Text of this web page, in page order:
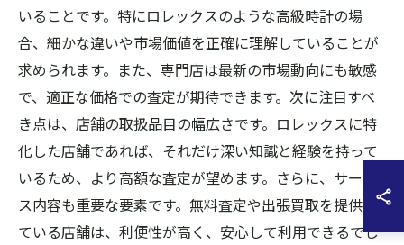
いることです。特にロレックスのような高級時計の場
合、細かな違いや市場価値を正確に理解していることが
求められます。また、専門店は最新の市場動向にも敏感
で、適正な価格での査定が期待できます。次に注目すべ
き点は、店舗の取扱品目の幅広さです。ロレックスに特
化した店舗であれば、それだけ深い知識と経験を持って
いるため、より高額な査定が望めます。さらに、サービ
ス内容も重要な要素です。無料査定や出張買取を提供し
ている店舗は、利便性が高く、安心して利用できるでし